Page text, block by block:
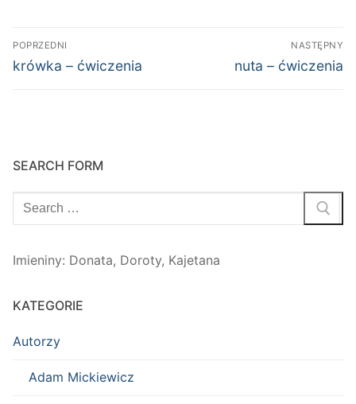
Nawigacja
wpisu
POPRZEDNI
Poprzedni
krówka – ćwiczenia
NASTĘPNY
Następny
nuta – ćwiczenia
SEARCH FORM
Szukaj:
Imieniny: Donata, Doroty, Kajetana
KATEGORIE
Autorzy
Adam Mickiewicz